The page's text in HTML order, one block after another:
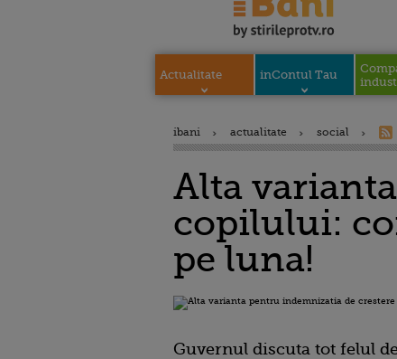
Actualitate inContul Tau
ibani actualitate social
Alta
copilului:
pe luna!
Guvernul discuta tot felul